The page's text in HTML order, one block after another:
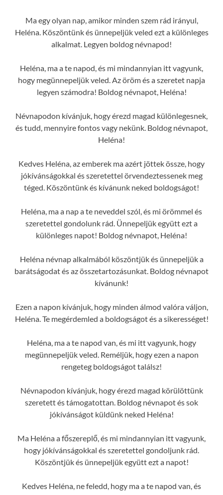
Ma egy olyan nap, amikor minden szem rád irányul,
Heléna. Köszöntünk és ünnepeljük veled ezt a különleges
alkalmat. Legyen boldog névnapod!
Heléna, ma a te napod, és mi mindannyian itt vagyunk,
hogy megünnepeljük veled. Az öröm és a szeretet napja
legyen számodra! Boldog névnapot, Heléna!
Névnapodon kívánjuk, hogy érezd magad különlegesnek,
és tudd, mennyire fontos vagy nekünk. Boldog névnapot,
Heléna!
Kedves Heléna, az emberek ma azért jöttek össze, hogy
jókívánságokkal és szeretettel örvendeztessenek meg
téged. Köszöntünk és kívánunk neked boldogságot!
Heléna, ma a nap a te neveddel szól, és mi örömmel és
szeretettel gondolunk rád. Ünnepeljük együtt ezt a
különleges napot! Boldog névnapot, Heléna!
Heléna névnap alkalmából köszöntjük és ünnepeljük a
barátságodat és az összetartozásunkat. Boldog névnapot
kívánunk!
Ezen a napon kívánjuk, hogy minden álmod valóra váljon,
Heléna. Te megérdemled a boldogságot és a sikerességet!
Heléna, ma a te napod van, és mi itt vagyunk, hogy
megünnepeljük veled. Reméljük, hogy ezen a napon
rengeteg boldogságot találsz!
Névnapodon kívánjuk, hogy érezd magad körülöttünk
szeretett és támogatottan. Boldog névnapot és sok
jókívánságot küldünk neked Heléna!
Ma Heléna a főszereplő, és mi mindannyian itt vagyunk,
hogy jókívánságokkal és szeretettel gondoljunk rád.
Köszöntjük és ünnepeljük együtt ezt a napot!
Kedves Heléna, ne feledd, hogy ma a te napod van, és